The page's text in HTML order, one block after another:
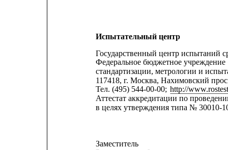
Испытательный центр
Государственный центр испытаний
Федеральное бюджетное
стандартизации, метрологии и
117418, г. Москва, Нахимовский
Тел. (495) 544-00-00; http://
Аттестат аккредитации по
в целях утверждения типа № 30010-
Заместитель